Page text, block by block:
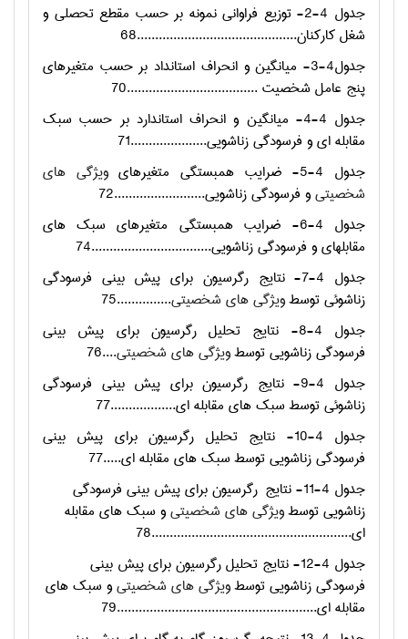
جدول 4-2- توزیع فراوانی نمونه بر حسب مقطع تحصلی و
شغل کارکنان............................................68
جدول4-3- میانگین و انحراف استانداد بر حسب متغیرهای
پنج عامل شخصیت ....................................70
جدول 4-4- میانگین و انحراف استاندارد بر حسب سبک
مقابله ای و فرسودگی زناشویی.....................71
جدول 4-5- ضرایب همبستگی متغیرهای
ویژگی های
شخصیتیو فرسودگی زناشویی.........................72
جدول 4-6- ضرایب همبستگی متغیرهاي سبک هاي
مقابلهاي و فرسودگی زناشویی.................................74
جدول 4-7- نتایج رگرسیون برای پیش بینی فرسودگی
زناشوئی توسطویژگی های شخصیتی...............75
جدول 4-8- نتایج تحلیل رگرسیون برای پیش بینی
فرسودگی زناشویی توسطویژگی های شخصیتی....76
جدول 4-9- نتایج رگرسیون برای پیش بینی فرسودگی
زناشوئی توسط سبک های مقابله ای..................77
جدول 4-10- نتایج تحلیل رگرسیون برای پیش بینی
فرسودگی زناشویی توسط سبک های مقابله ای.....77
جدول 4-11- نتایج
رگرسیون برای پیش بینی فرسودگی
زناشویی توسطویژگی های شخصیتیو سبک های مقابله
ای.......................................................78
جدول 4-12- نتایج تحلیل رگرسیون برای پیش بینی
فرسودگی زناشویی توسطویژگی های شخصیتیو سبک های
مقابله ای.......................................................79